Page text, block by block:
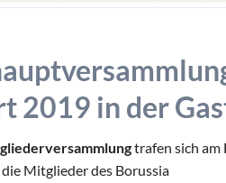
2019 in der
trafen sich am
Mitglieder des Borussia